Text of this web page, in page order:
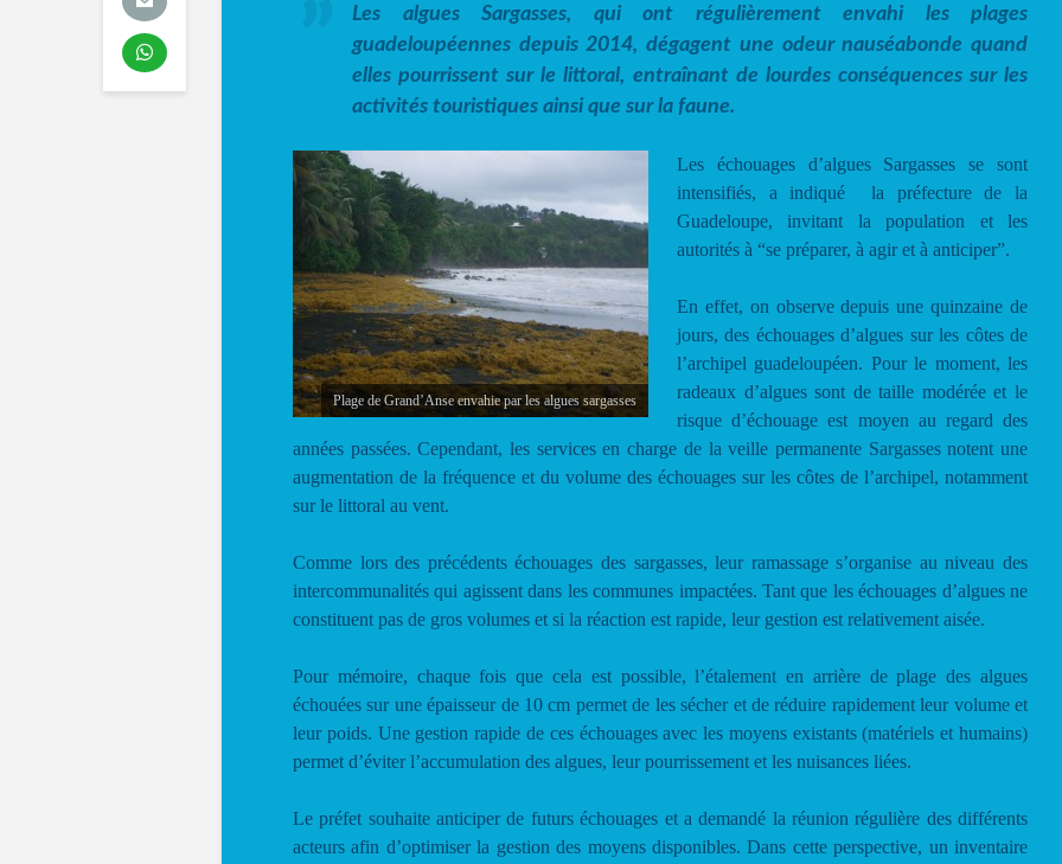
Les algues Sargasses, qui ont régulièrement envahi les plages
guadeloupéennes depuis 2014, dégagent une odeur nauséabonde quand
elles pourrissent sur le littoral, entraînant de lourdes conséquences sur les
activités touristiques ainsi que sur la faune.
Plage de Grand’Anse envahie par les algues sargasses
Les échouages d’algues Sargasses se sont
intensifiés, a indiqué la préfecture de la
Guadeloupe, invitant la population et les
autorités à “se préparer, à agir et à anticiper”.
En effet, on observe depuis une quinzaine de
jours, des échouages d’algues sur les côtes de
l’archipel guadeloupéen. Pour le moment, les
radeaux d’algues sont de taille modérée et le
risque d’échouage est moyen au regard des
années passées. Cependant, les services en charge de la veille permanente Sargasses notent une
augmentation de la fréquence et du volume des échouages sur les côtes de l’archipel, notamment
sur le littoral au vent.
Comme lors des précédents échouages des sargasses, leur ramassage s’organise au niveau des
intercommunalités qui agissent dans les communes impactées. Tant que les échouages d’algues ne
constituent pas de gros volumes et si la réaction est rapide, leur gestion est relativement aisée.
Pour mémoire, chaque fois que cela est possible, l’étalement en arrière de plage des algues
échouées sur une épaisseur de 10 cm permet de les sécher et de réduire rapidement leur volume et
leur poids. Une gestion rapide de ces échouages avec les moyens existants (matériels et humains)
permet d’éviter l’accumulation des algues, leur pourrissement et les nuisances liées.
Le préfet souhaite anticiper de futurs échouages et a demandé la réunion régulière des différents
acteurs afin d’optimiser la gestion des moyens disponibles. Dans cette perspective, un inventaire